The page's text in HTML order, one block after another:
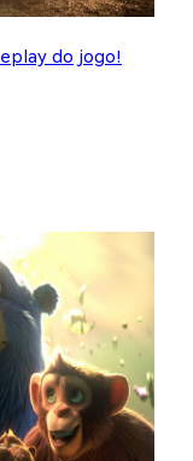
do jogo!